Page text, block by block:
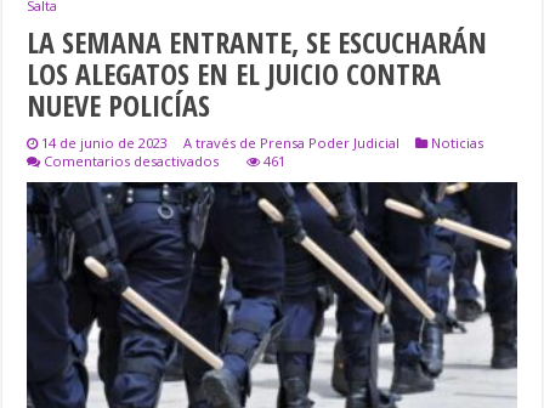
Salta
LA SEMANA ENTRANTE, SE ESCUCHARÁN
LOS ALEGATOS EN EL JUICIO CONTRA
NUEVE POLICÍAS
14 de junio de 2023 A través de Prensa Poder Judicial
Noticias
Comentarios desactivadosen
LA
SEMANA
ENTRANTE,
ESCUCHARÁN
LOS
ALEGATOS
EN
EL
JUICIO
CONTRA
NUEVE
POLICÍAS
461